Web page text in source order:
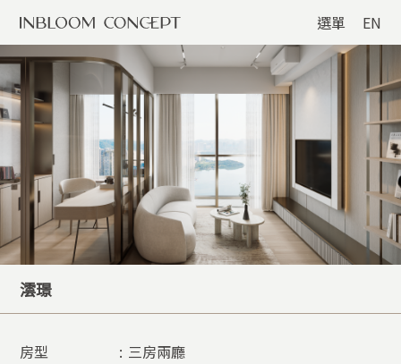
選單 EN
澐璟
房型 : 三房兩廳